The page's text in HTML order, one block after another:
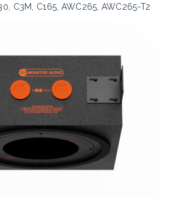
C3M, C165, AWC265, AWC265-T2